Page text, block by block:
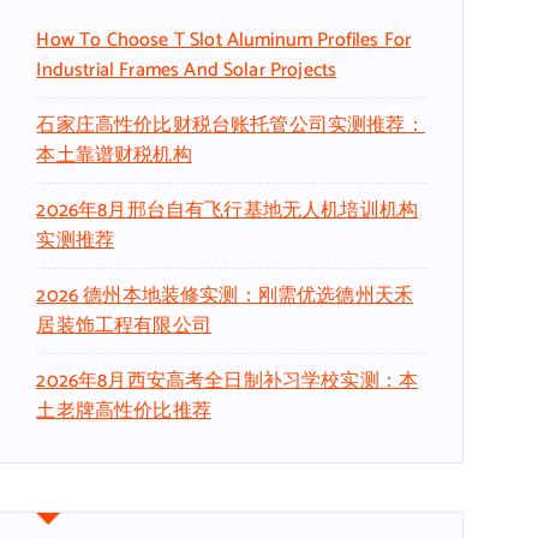
How To Choose T Slot Aluminum Profiles For
Industrial Frames And Solar Projects
石家庄高性价比财税台账托管公司实测推荐：
本土靠谱财税机构
2026年8月邢台自有飞行基地无人机培训机构
实测推荐
2026 德州本地装修实测：刚需优选德州天禾
居装饰工程有限公司
2026年8月西安高考全日制补习学校实测：本
土老牌高性价比推荐